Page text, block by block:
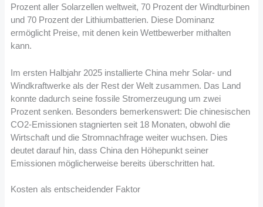
Prozent aller Solarzellen weltweit, 70 Prozent der Windturbinen
und 70 Prozent der Lithiumbatterien. Diese Dominanz
ermöglicht Preise, mit denen kein Wettbewerber mithalten
kann.
Im ersten Halbjahr 2025 installierte China mehr Solar- und
Windkraftwerke als der Rest der Welt zusammen. Das Land
konnte dadurch seine fossile Stromerzeugung um zwei
Prozent senken. Besonders bemerkenswert: Die chinesischen
CO2-Emissionen stagnierten seit 18 Monaten, obwohl die
Wirtschaft und die Stromnachfrage weiter wuchsen. Dies
deutet darauf hin, dass China den Höhepunkt seiner
Emissionen möglicherweise bereits überschritten hat.
Kosten als entscheidender Faktor